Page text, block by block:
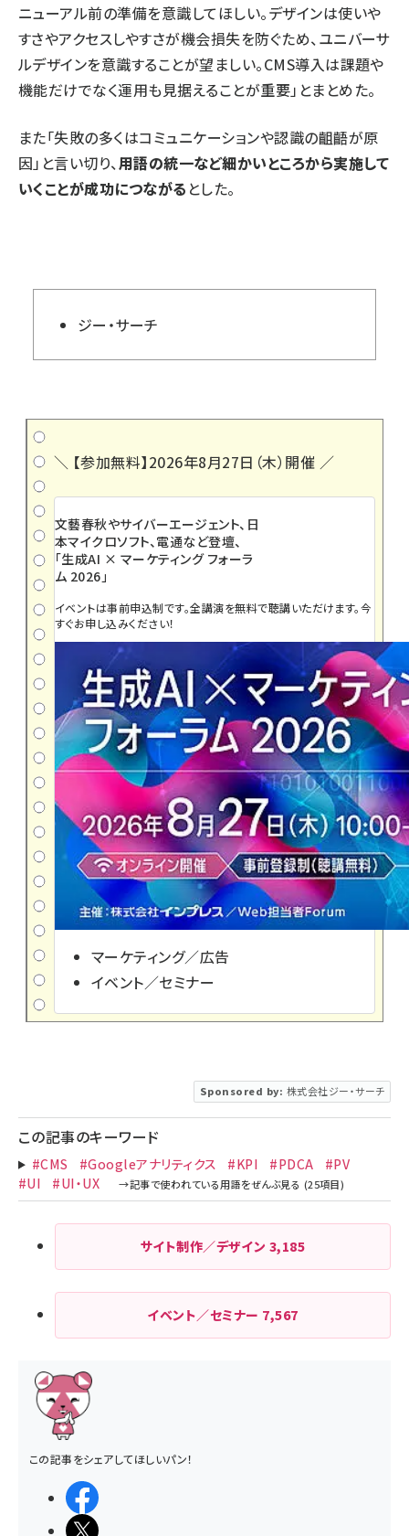
ニューアル前の準備を意識してほしい。デザインは使いや
すさやアクセスしやすさが機会損失を防ぐため、ユニバーサ
ルデザインを意識することが望ましい。CMS導入は課題や
機能だけでなく運用も見据えることが重要」とまとめた。
また「失敗の多くはコミュニケーションや認識の齟齬が原
因」と言い切り、用語の統一など細かいところから実施して
いくことが成功につながる とした。
ジー・サーチ
＼ 【参加無料】2026年8月27日（木）開催 ／
文藝春秋やサイバーエージェント、日
本マイクロソフト、電通など登壇、
「生成AI × マーケティング フォーラ
ム 2026」
イベントは事前申込制です。全講演を無料で聴講いただけます。今
すぐお申し込みください！
マーケティング／広告
イベント／セミナー
Sponsored by: 株式会社ジー・サーチ
この記事のキーワード
#CMS #Googleアナリティクス #KPI #PDCA
#PV
#UI
#UI・UX
サイト制作／デザイン 3,185
イベント／セミナー 7,567
この記事をシェアしてほしいパン！